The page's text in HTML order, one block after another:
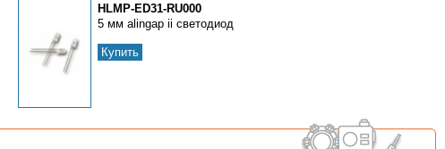
HLMP-ED31-RU000
5 мм alingap ii светодиод
Купить